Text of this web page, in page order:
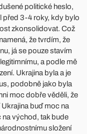
politické heslo,
před 3-4 roky, kdy bylo
zkonsolidovat. Což
že tvrdím, že
já se pouze stavím
a podle mě
Ukrajina byla a je
podobně jako byla
moc dobře věděli, že
buď moc na
východ, tak bude
složení